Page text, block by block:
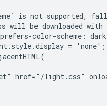
is not supported,
will be downloaded with
color-scheme:
= 'none';
href="/light.css"